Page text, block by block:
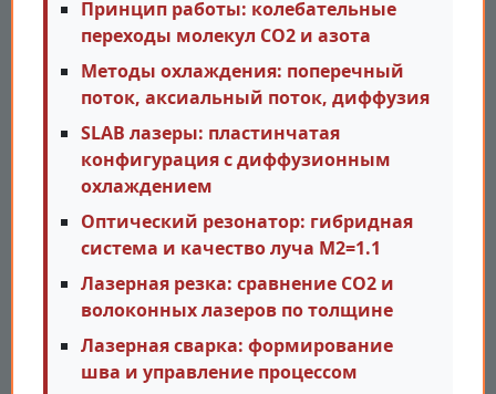
Принцип работы: колебательные
переходы молекул CO2 и азота
Методы охлаждения: поперечный
поток, аксиальный поток, диффузия
SLAB лазеры: пластинчатая
конфигурация с диффузионным
охлаждением
Оптический резонатор: гибридная
система и качество луча M2=1.1
Лазерная резка: сравнение CO2 и
волоконных лазеров по толщине
Лазерная сварка: формирование
шва и управление процессом